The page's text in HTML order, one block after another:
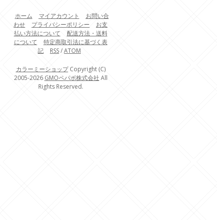
ホーム マイアカウント
お問い合
わせ
プライバシーポリシー
お支
払い方法について
配送方法・送料
について
特定商取引法に基づく表
記
RSS/ATOM
カラーミーショップCopyright (C)
2005-2026 GMOペパボ株式会社 All
Rights Reserved.